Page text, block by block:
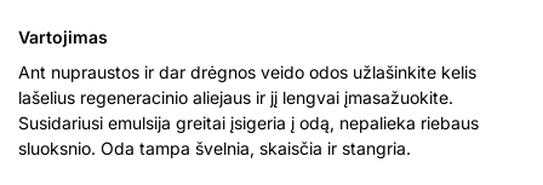
Vartojimas
Ant nupraustos ir dar drėgnos veido odos užlašinkite kelis
lašelius regeneracinio aliejaus ir jį lengvai įmasažuokite.
Susidariusi emulsija greitai įsigeria į odą, nepalieka riebaus
sluoksnio. Oda tampa švelnia, skaisčia ir stangria.